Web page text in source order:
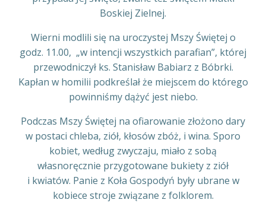
Boskiej Zielnej.
Wierni modlili się na uroczystej Mszy Świętej o
godz. 11.00, „w intencji wszystkich parafian”, której
przewodniczył ks. Stanisław Babiarz z Bóbrki.
Kapłan w homilii podkreślał że miejscem do którego
powinniśmy dążyć jest niebo.
Podczas Mszy Świętej na ofiarowanie złożono dary
w postaci chleba, ziół, kłosów zbóż, i wina. Sporo
kobiet, według zwyczaju, miało z sobą
własnoręcznie przygotowane bukiety z ziół
i kwiatów. Panie z Koła Gospodyń były ubrane w
kobiece stroje związane z folklorem.